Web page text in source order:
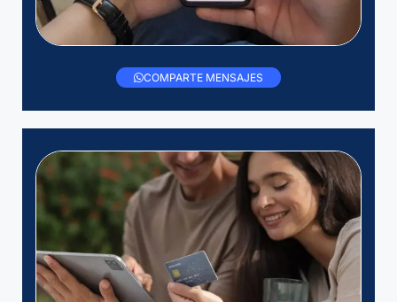
COMPARTE MENSAJES